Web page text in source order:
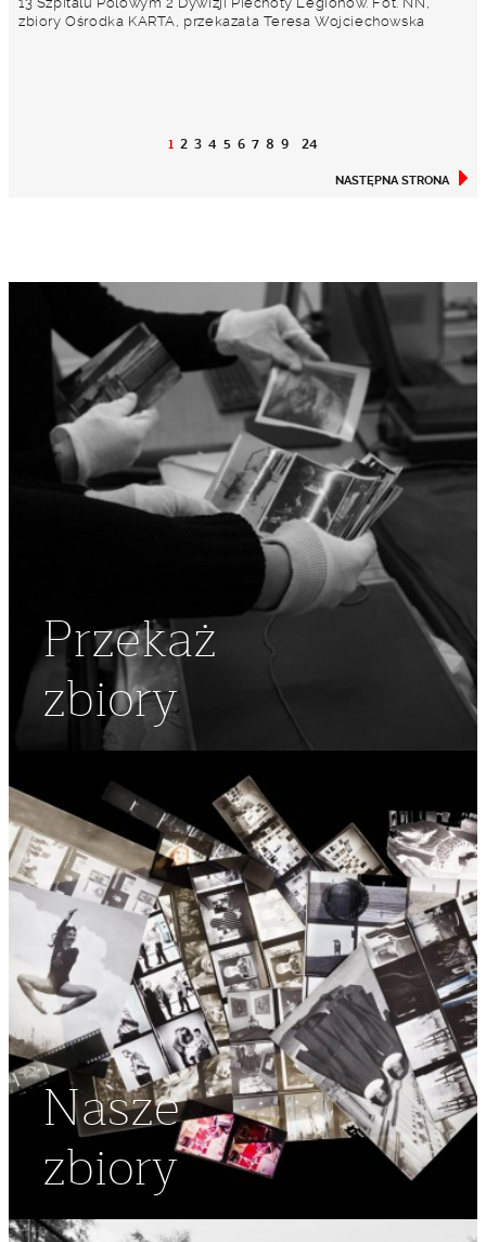
zbiory Ośrodka KARTA, przekazała Teresa Wojciechowska
1 2 3 4 5 6 7 8 9
NASTĘPNA STRONA
24
Przekaż
zbiory
Nasze
zbiory